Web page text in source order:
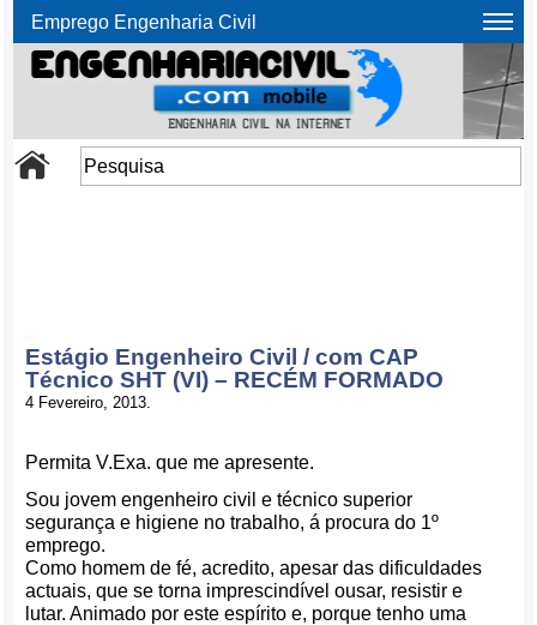
Emprego Engenharia Civil
Estágio Engenheiro Civil / com CAP
Técnico SHT (VI) – RECÉM FORMADO
4 Fevereiro, 2013.
Permita V.Exa. que me apresente.
Sou jovem engenheiro civil e técnico superior
segurança e higiene no trabalho, á procura do 1º
emprego.
Como homem de fé, acredito, apesar das dificuldades
actuais, que se torna imprescindível ousar, resistir e
lutar. Animado por este espírito e, porque tenho uma